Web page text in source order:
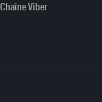
Chaîne Viber